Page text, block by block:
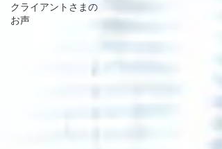
クライアントさまの
お声